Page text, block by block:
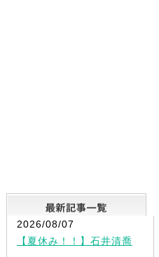
2026/08/07
【夏休み！！】石井清喬